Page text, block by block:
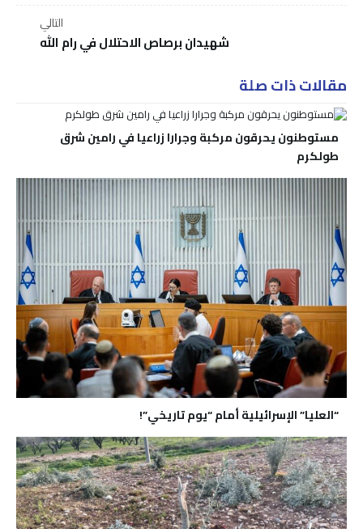
التالي
شهيدان برصاص الاحتلال في رام الله
مقالات ذات صلة
مستوطنون يحرقون مركبة وجرارا زراعيا في رامين شرق
طولكرم
“العليا” الإسرائيلية أمام “يوم تاريخي”!